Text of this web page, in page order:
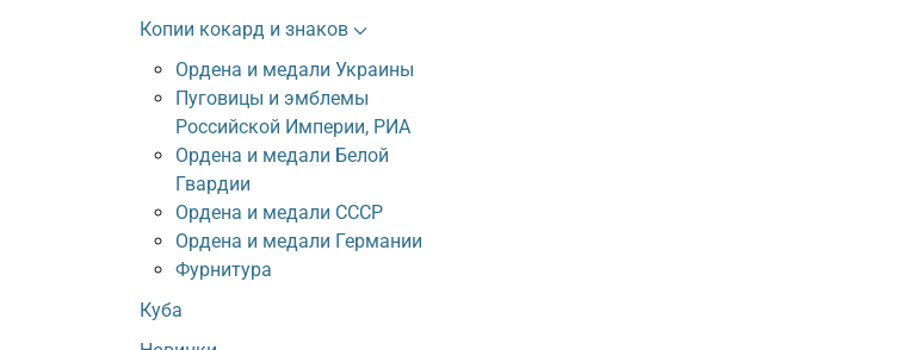
Копии кокард и знаков
Ордена и медали Украины
Пуговицы и эмблемы
Российской Империи, РИА
Ордена и медали Белой
Гвардии
Ордена и медали СССР
Ордена и медали Германии
Фурнитура
Куба